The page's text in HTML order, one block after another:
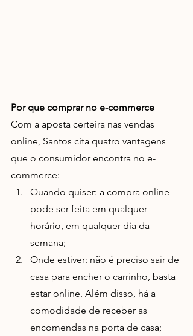
Por que comprar no e-commerce
Com a aposta certeira nas vendas
online, Santos cita quatro vantagens
que o consumidor encontra no e-
commerce:
Quando quiser: a compra online
pode ser feita em qualquer
horário, em qualquer dia da
semana;
Onde estiver: não é preciso sair de
casa para encher o carrinho, basta
estar online. Além disso, há a
comodidade de receber as
encomendas na porta de casa;